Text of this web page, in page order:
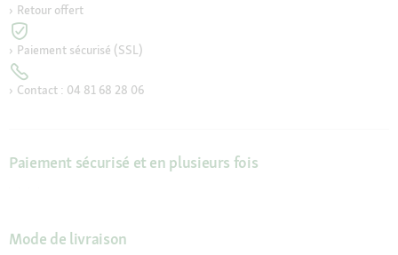
Retour offert
Paiement sécurisé (SSL)
Contact : 04 81 68 28 06
Paiement sécurisé et en plusieurs fois
Mode de livraison